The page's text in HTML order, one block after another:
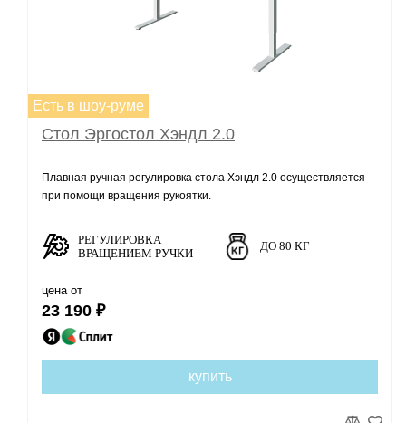
Есть в шоу-руме
Стол Эргостол Хэндл 2.0
Плавная ручная регулировка стола Хэндл 2.0 осуществляется
при помощи вращения рукоятки.
РЕГУЛИРОВКА
ВРАЩЕНИЕМ РУЧКИ
ДО 80 КГ
цена от
23 190 ₽
купить